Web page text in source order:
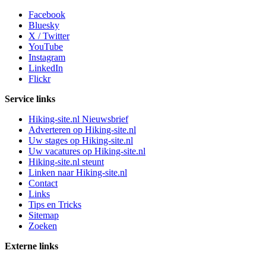
Facebook
Bluesky
X / Twitter
YouTube
Instagram
LinkedIn
Flickr
Service links
Hiking-site.nl Nieuwsbrief
Adverteren op Hiking-site.nl
Uw stages op Hiking-site.nl
Uw vacatures op Hiking-site.nl
Hiking-site.nl steunt
Linken naar Hiking-site.nl
Contact
Links
Tips en Tricks
Sitemap
Zoeken
Externe links